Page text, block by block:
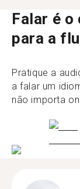
Falar é
para a
Pratique a
a falar um
não importa